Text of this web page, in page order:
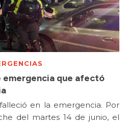
emergencia que afectó
en la emergencia. Por
del martes 14 de junio, el